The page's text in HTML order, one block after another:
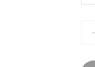
-